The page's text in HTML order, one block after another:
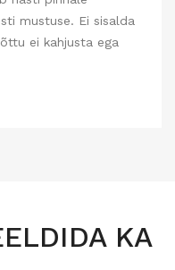
mustuse. Ei sisalda
ei kahjusta ega
KA